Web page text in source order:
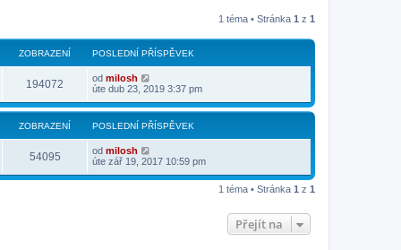
1 téma • Stránka 1 z 1
ZOBRAZENÍ POSLEDNÍ PŘÍSPĚVEK
194072 od milosh
úte dub 23, 2019 3:37 pm
ZOBRAZENÍ POSLEDNÍ PŘÍSPĚVEK
54095 od milosh
úte zář 19, 2017 10:59 pm
1 téma • Stránka 1 z 1
Přejít na